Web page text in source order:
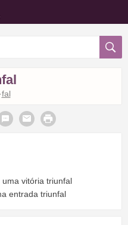
fal
vitória triunfal
entrada triunfal